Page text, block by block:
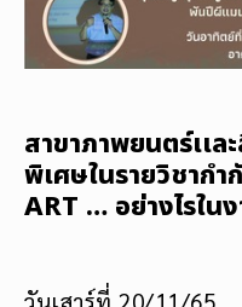
สาขาภาพยนตร์เเ
พิเศษในรายวิชาก
ART … อย่างไรใน
วันเสาร์ที่ 20/11/65